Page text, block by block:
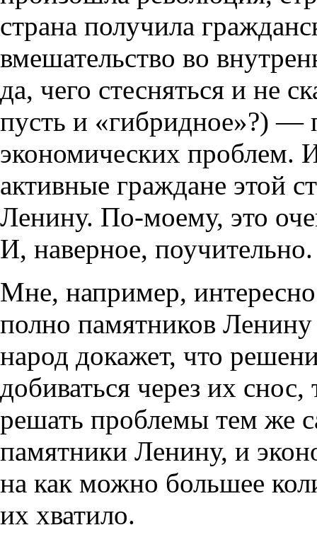
страна получила
вмешательство во
да, чего стесняться и не
пусть и «гибридное»?) —
экономических проблем.
активные граждане этой
Ленину. По-моему, это
И, наверное, поучительно.
Мне, например,
полно памятников
народ докажет, что
добиваться через их
решать проблемы тем же
памятники Ленину, и
на как можно большее
их хватило.